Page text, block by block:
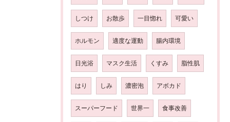
しつけ お散歩 一目惚れ 可愛い
ホルモン 適度な運動 腸内環境
日光浴 マスク生活 くすみ 脂性肌
はり しみ 濃密泡 アボカド
スーパーフード 世界一 食事改善